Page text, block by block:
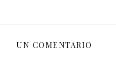
UN COMENTARIO